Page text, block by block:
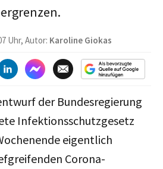
Uhr, Autor: Karoline Giokas
der Bundesregierung
Infektionsschutzgesetz
eigentlich
Corona-